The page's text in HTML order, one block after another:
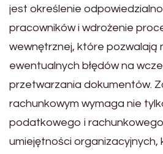
jest określenie
pracowników i wdrożenie
wewnętrznej, które pozwalają
ewentualnych błędów na
przetwarzania dokumentów.
rachunkowym wymaga nie
podatkowego i
umiejętności organizacyjnych,